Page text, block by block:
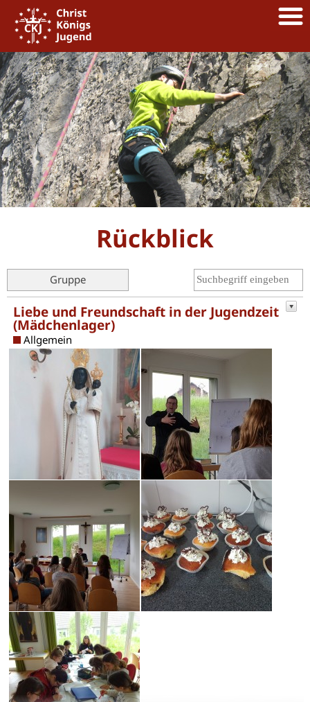
Rückblick
Gruppe
Liebe und Freundschaft in der Jugendzeit
(Mädchenlager)
Allgemein